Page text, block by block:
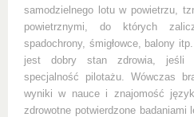
samodzielnego lotu w powietrzu,
powietrznymi, do których
spadochrony, śmigłowce, balony
jest dobry stan zdrowia, jeśli
specjalność pilotażu. Wówczas
wyniki w nauce i znajomość
zdrowotne potwierdzone